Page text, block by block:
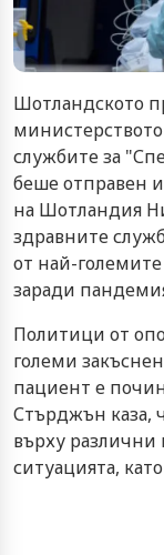
Шотландското
службите за
беше отправен
на Шотландия
здравните
от най-
заради
Политици от
големи
пациент е
Стърджън каза,
върху различни
ситуацията,